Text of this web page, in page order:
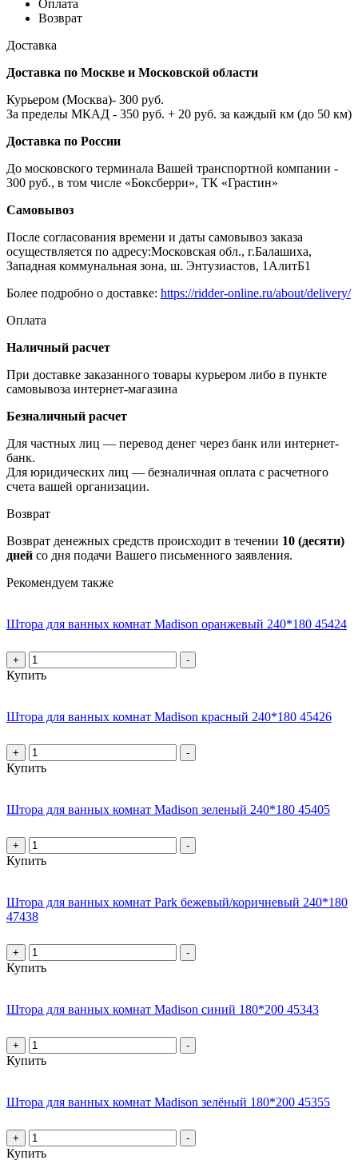
Оплата
Возврат
Доставка
Доставка по Москве и Московской области
Курьером (Москва)- 300 руб.
За пределы МКАД - 350 руб. + 20 руб. за каждый км (до 50 км)
Доставка по России
До московского терминала Вашей транспортной компании -
300 руб., в том числе «Боксберри», ТК «Грастин»
Самовывоз
После согласования времени и даты самовывоз заказа
осуществляется по адресу:Московская обл., г.Балашиха,
Западная коммунальная зона, ш. Энтузиастов, 1АлитБ1
Более подробно о доставке: https://ridder-online.ru/about/delivery/
Оплата
Наличный расчет
При доставке заказанного товары курьером либо в пункте
самовывоза интернет-магазина
Безналичный расчет
Для частных лиц — перевод денег через банк или интернет-
банк.
Для юридических лиц — безналичная оплата с расчетного
счета вашей организации.
Возврат
Возврат денежных средств происходит в течении 10 (десяти)
дней со дня подачи Вашего письменного заявления.
Рекомендуем также
Штора для ванных комнат Madison оранжевый 240*180 45424
+ -
Купить
Штора для ванных комнат Madison красный 240*180 45426
+ -
Купить
Штора для ванных комнат Madison зеленый 240*180 45405
+ -
Купить
Штора для ванных комнат Park бежевый/коричневый 240*180
47438
+ -
Купить
Штора для ванных комнат Madison синий 180*200 45343
+ -
Купить
Штора для ванных комнат Madison зелёный 180*200 45355
+ -
Купить